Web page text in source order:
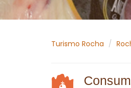
Turismo Rocha